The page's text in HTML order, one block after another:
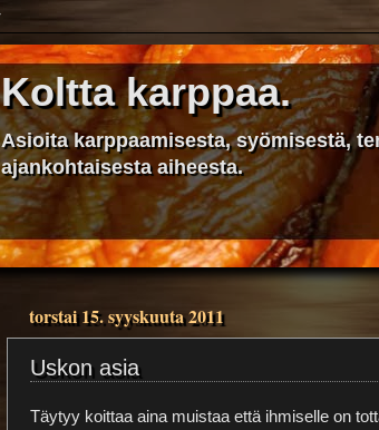
Koltta karppaa.
Asioita karppaamisesta, syömisestä,
ajankohtaisesta aiheesta.
torstai 15. syyskuuta 2011
Uskon asia
Täytyy koittaa aina muistaa että ihmiselle on